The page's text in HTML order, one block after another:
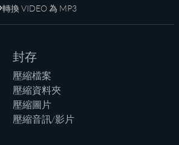
轉換 VIDEO 為 MP3
封存
壓縮檔案
壓縮資料夾
壓縮圖片
壓縮音訊/影片